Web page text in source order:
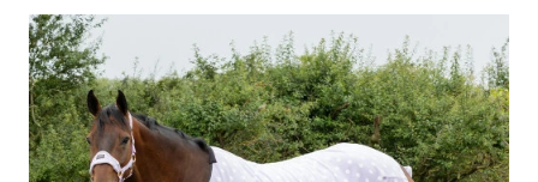
KÆPHESTE
KÆPHESTE
STRIGLER & TILBEHØR
LEMIEUX TOY PONY
TIL HESTEPIGER